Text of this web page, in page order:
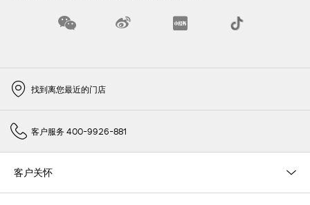
找到离您最近的门店
客户服务 400-9926-881
客户关怀